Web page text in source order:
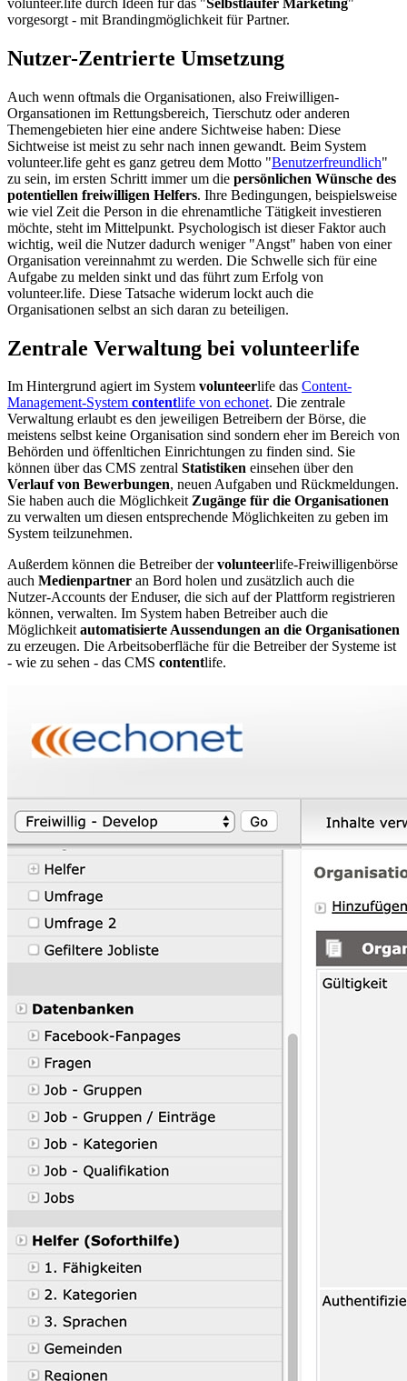
vorgesorgt - mit Brandingmöglichkeit für Partner.
Nutzer-Zentrierte Umsetzung
Auch wenn oftmals die Organisationen, also Freiwilligen-
Organsationen im Rettungsbereich, Tierschutz oder anderen
Themengebieten hier eine andere Sichtweise haben: Diese
Sichtweise ist meist zu sehr nach innen gewandt. Beim System
volunteer.life geht es ganz getreu dem Motto "Benutzerfreundlich"
zu sein, im ersten Schritt immer um die persönlichen Wünsche des
potentiellen freiwilligen Helfers. Ihre Bedingungen, beispielsweise
wie viel Zeit die Person in die ehrenamtliche Tätigkeit investieren
möchte, steht im Mittelpunkt. Psychologisch ist dieser Faktor auch
wichtig, weil die Nutzer dadurch weniger "Angst" haben von einer
Organisation vereinnahmt zu werden. Die Schwelle sich für eine
Aufgabe zu melden sinkt und das führt zum Erfolg von
volunteer.life. Diese Tatsache widerum lockt auch die
Organisationen selbst an sich daran zu beteiligen.
Zentrale Verwaltung bei volunteerlife
Im Hintergrund agiert im System volunteerlife das Content-
Management-System contentlife von echonet. Die zentrale
Verwaltung erlaubt es den jeweiligen Betreibern der Börse, die
meistens selbst keine Organisation sind sondern eher im Bereich von
Behörden und öffenltichen Einrichtungen zu finden sind. Sie
können über das CMS zentral Statistiken einsehen über den
Verlauf von Bewerbungen, neuen Aufgaben und Rückmeldungen.
Sie haben auch die MöglichkeitZugänge für die Organisationen
zu verwalten um diesen entsprechende Möglichkeiten zu geben im
System teilzunehmen.
Außerdem können die Betreiber dervolunteerlife-Freiwilligenbörse
auch Medienpartner an Bord holen und zusätzlich auch die
Nutzer-Accounts der Enduser, die sich auf der Plattform registrieren
können, verwalten. Im System haben Betreiber auch die
Möglichkeitautomatisierte Aussendungen an die Organisationen
zu erzeugen. Die Arbeitsoberfläche für die Betreiber der Systeme ist
- wie zu sehen - das CMS contentlife.